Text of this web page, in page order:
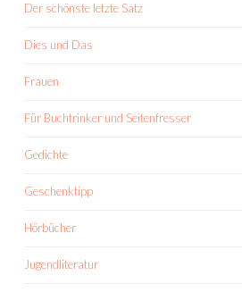
Der schönste letzte Satz
Dies und Das
Frauen
Für Buchtrinker und Seitenfresser
Gedichte
Geschenktipp
Hörbücher
Jugendliteratur